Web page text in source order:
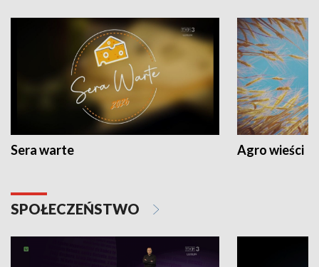
Sera warte Agro wieści
SPOŁECZEŃSTWO